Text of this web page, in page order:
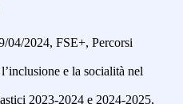
04/2024, FSE+, Percorsi
e la socialità nel
2023-2024 e 2024-2025,